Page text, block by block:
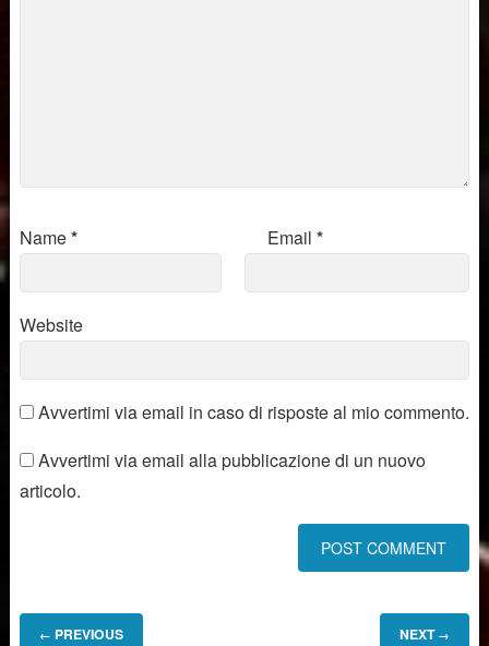
Name* Email *
Website
Avvertimi via email in caso di risposte al mio commento.
Avvertimi via email alla pubblicazione di un nuovo
articolo.
← PREVIOUS NEXT →